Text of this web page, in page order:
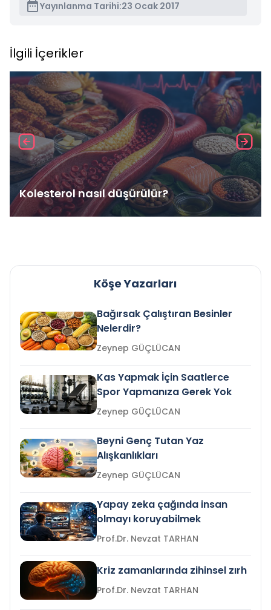
Yayınlanma Tarihi:23 Ocak 2017
İlgili İçerikler
Kolesterol nasıl düşürülür?
Köşe Yazarları
Bağırsak Çalıştıran Besinler
Nelerdir?
Zeynep GÜÇLÜCAN
Kas Yapmak İçin Saatlerce
Spor Yapmanıza Gerek Yok
Zeynep GÜÇLÜCAN
Beyni Genç Tutan Yaz
Alışkanlıkları
Zeynep GÜÇLÜCAN
Yapay zeka çağında insan
olmayı koruyabilmek
Prof.Dr. Nevzat TARHAN
Kriz zamanlarında zihinsel zırh
Prof.Dr. Nevzat TARHAN